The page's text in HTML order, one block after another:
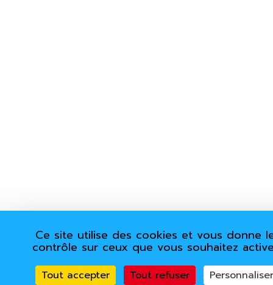
Ce site utilise des cookies et vous donne
contrôle sur ceux que vous souhaitez
Tout accepter Tout refuser Personnaliser